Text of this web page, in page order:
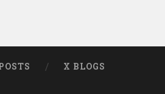
X BLOGS